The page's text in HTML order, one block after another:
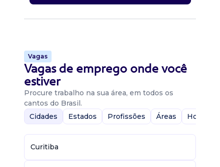
Vagas
Vagas de emprego onde você
estiver
Procure trabalho na sua área, em todos os
cantos do Brasil.
Cidades
Estados Profissões Áreas Home-
Curitiba